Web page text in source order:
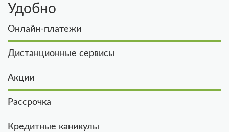
Удобно
Онлайн-платежи
Дистанционные сервисы
Акции
Рассрочка
Кредитные каникулы